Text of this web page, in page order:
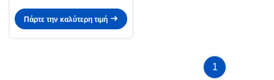
Πάρτε την καλύτερη τιμή
1